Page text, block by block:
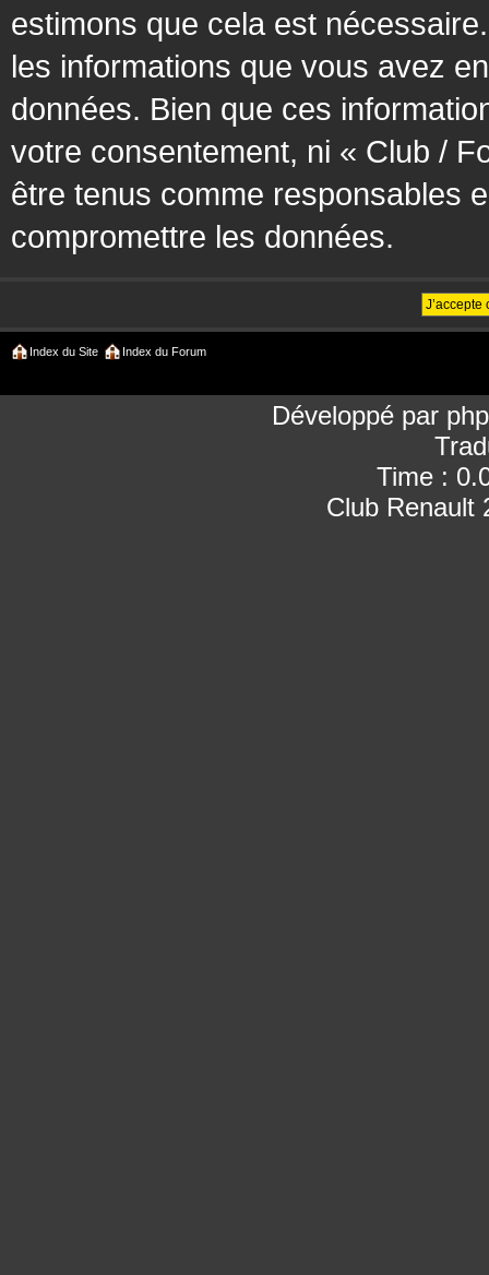
estimons que cela est
les informations que vous avez
données. Bien que ces
votre consentement, ni « Club /
être tenus comme responsables
compromettre les données.
Index du Site Index du Forum
Développé par
Time :
Club Renault